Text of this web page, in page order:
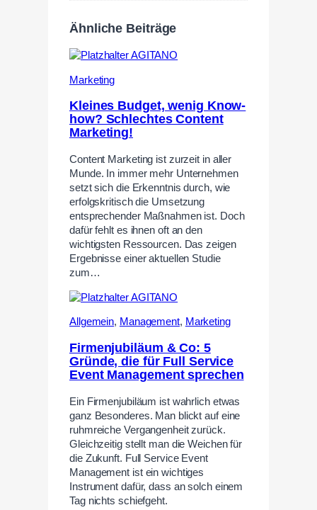
Ähnliche Beiträge
Marketing
Kleines Budget, wenig Know-
how? Schlechtes Content
Marketing!
Content Marketing ist zurzeit in aller
Munde. In immer mehr Unternehmen
setzt sich die Erkenntnis durch, wie
erfolgskritisch die Umsetzung
entsprechender Maßnahmen ist. Doch
dafür fehlt es ihnen oft an den
wichtigsten Ressourcen. Das zeigen
Ergebnisse einer aktuellen Studie
zum…
Allgemein, Management, Marketing
Firmenjubiläum & Co: 5
Gründe, die für Full Service
Event Management sprechen
Ein Firmenjubiläum ist wahrlich etwas
ganz Besonderes. Man blickt auf eine
ruhmreiche Vergangenheit zurück.
Gleichzeitig stellt man die Weichen für
die Zukunft. Full Service Event
Management ist ein wichtiges
Instrument dafür, dass an solch einem
Tag nichts schiefgeht.